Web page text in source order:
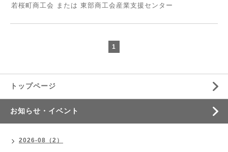
若桜町商工会 または 東部商工会産業支援センター
1
トップページ
お知らせ・イベント
2026-08（2）